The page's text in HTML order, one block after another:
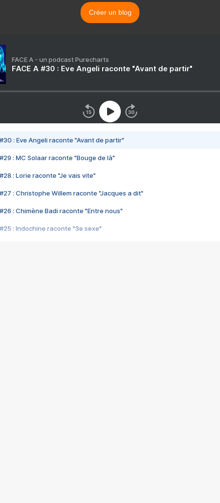
Créer un blog
FACE A - un podcast Purecharts
FACE A #30 : Eve Angeli raconte "Avant de partir"
#30 : Eve Angeli raconte "Avant de partir"
#29 : MC Solaar raconte "Bouge de là"
#28 : Lorie raconte "Je vais vite"
#27 : Christophe Willem raconte "Jacques a dit"
#26 : Chimène Badi raconte "Entre nous"
#25 : Indochine raconte "3e sexe"